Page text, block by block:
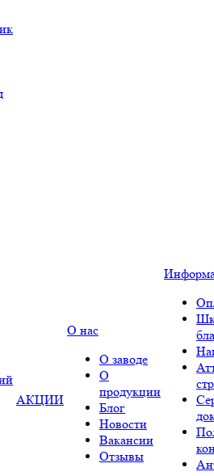
АКЦИИ
О нас
О заводе
О
продукции
Блог
Новости
Вакансии
Отзывы